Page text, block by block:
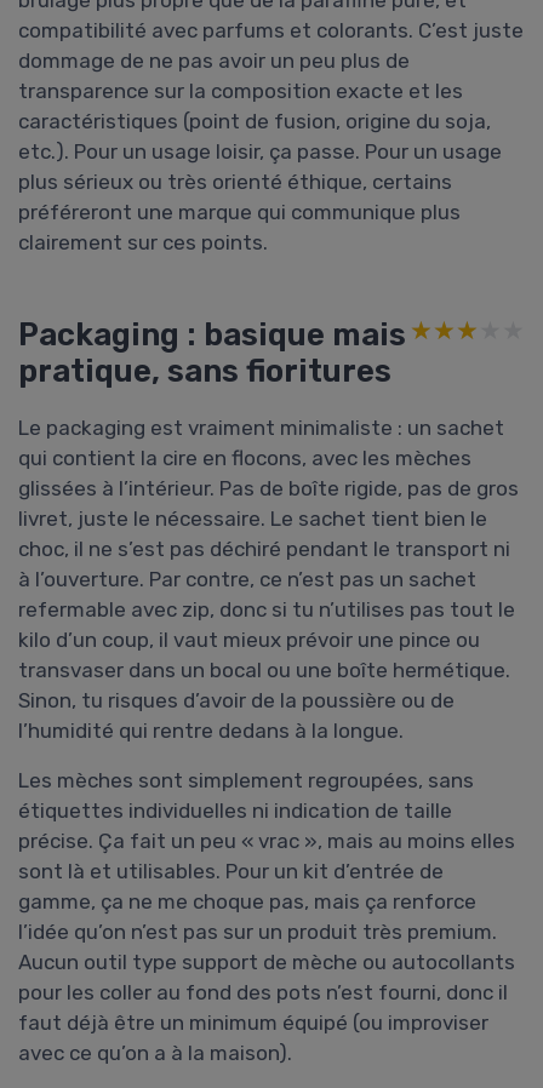
compatibilité avec parfums et colorants. C’est juste
dommage de ne pas avoir un peu plus de
transparence sur la composition exacte et les
caractéristiques (point de fusion, origine du soja,
etc.). Pour un usage loisir, ça passe. Pour un usage
plus sérieux ou très orienté éthique, certains
préféreront une marque qui communique plus
clairement sur ces points.
Packaging : basique mais
pratique, sans fioritures
★★★★★
★★★★★
Le packaging est vraiment minimaliste : un sachet
qui contient la cire en flocons, avec les mèches
glissées à l’intérieur. Pas de boîte rigide, pas de gros
livret, juste le nécessaire. Le sachet tient bien le
choc, il ne s’est pas déchiré pendant le transport ni
à l’ouverture. Par contre, ce n’est pas un sachet
refermable avec zip, donc si tu n’utilises pas tout le
kilo d’un coup, il vaut mieux prévoir une pince ou
transvaser dans un bocal ou une boîte hermétique.
Sinon, tu risques d’avoir de la poussière ou de
l’humidité qui rentre dedans à la longue.
Les mèches sont simplement regroupées, sans
étiquettes individuelles ni indication de taille
précise. Ça fait un peu « vrac », mais au moins elles
sont là et utilisables. Pour un kit d’entrée de
gamme, ça ne me choque pas, mais ça renforce
l’idée qu’on n’est pas sur un produit très premium.
Aucun outil type support de mèche ou autocollants
pour les coller au fond des pots n’est fourni, donc il
faut déjà être un minimum équipé (ou improviser
avec ce qu’on a à la maison).